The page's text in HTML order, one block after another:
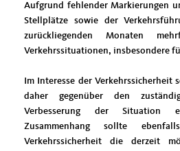
Aufgrund fehlender Markierungen
Stellplätze sowie der
zurückliegenden Monaten
Verkehrssituationen, insbesondere
Im Interesse der Verkehrssicherheit
daher gegenüber den
Verbesserung der Situation
Zusammenhang sollte
Verkehrssicherheit die derzeit